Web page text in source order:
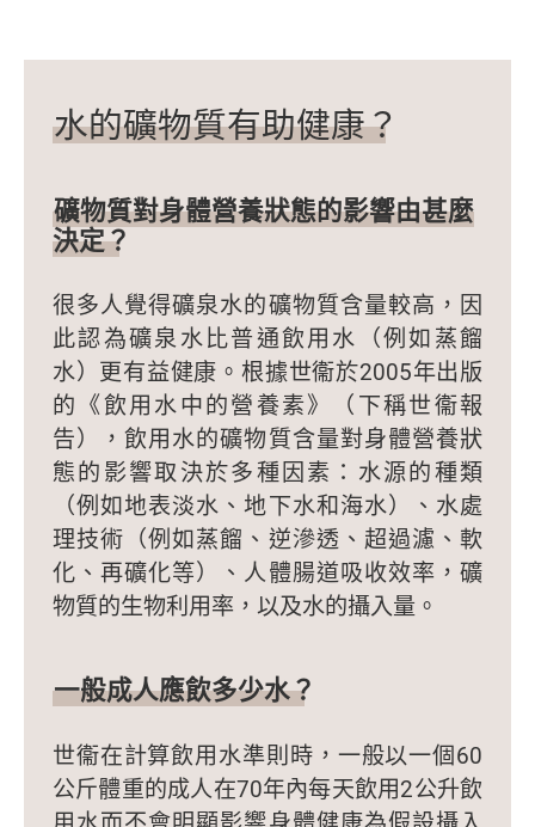
水的礦物質有助健康？
礦物質對身體營養狀態的影響由甚麼
決定？
很多人覺得礦泉水的礦物質含量較高，因
此認為礦泉水比普通飲用水（例如蒸餾
水）更有益健康。根據世衞於2005年出版
的《飲用水中的營養素》（下稱世衞報
告），飲用水的礦物質含量對身體營養狀
態的影響取決於多種因素：水源的種類
（例如地表淡水、地下水和海水）、水處
理技術（例如蒸餾、逆滲透、超過濾、軟
化、再礦化等）、人體腸道吸收效率，礦
物質的生物利用率，以及水的攝入量。
一般成人應飲多少水？
世衞在計算飲用水準則時，一般以一個60
公斤體重的成人在70年內每天飲用2公升飲